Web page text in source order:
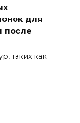
для
после
таких как